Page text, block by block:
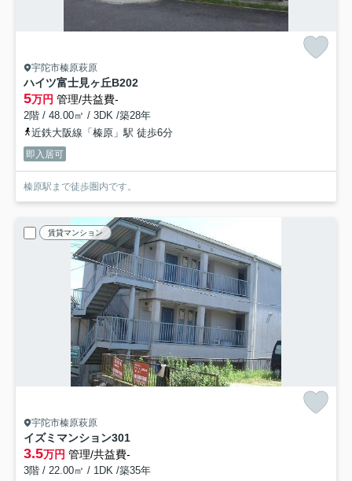
宇陀市榛原萩原
ハイツ富士見ヶ丘B202
5万円 管理/共益費-
2階 / 48.00㎡ / 3DK /築28年
近鉄大阪線「榛原」駅 徒歩6分
即入居可
榛原駅まで徒歩圏内です。
賃貸マンション
宇陀市榛原萩原
イズミマンション301
3.5万円 管理/共益費-
3階 / 22.00㎡ / 1DK /築35年